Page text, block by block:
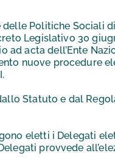
Politiche Sociali
Legislativo 30
acta dell’Ente
nuove procedure
Statuto e dal
eletti i Delegati
provvede